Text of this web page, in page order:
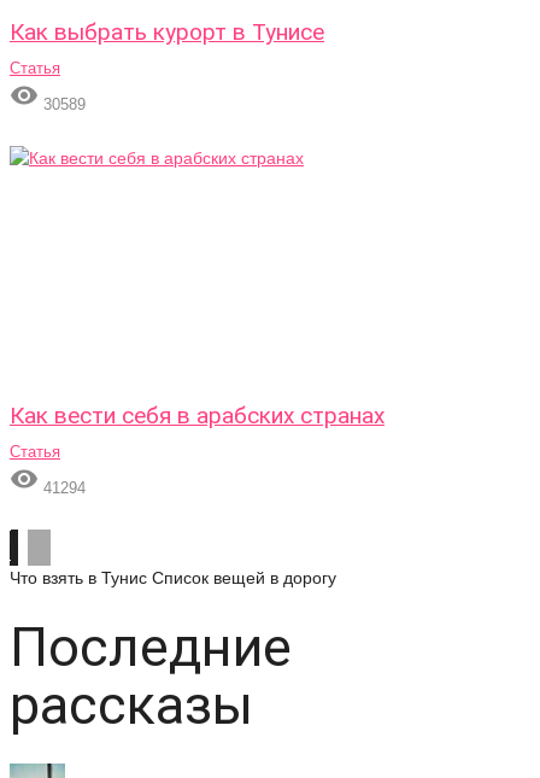
Как выбрать курорт в Тунисе
Статья
 30589
Как вести себя в арабских странах
Статья
 41294
Что взять в Тунис Список вещей в дорогу
Последние
рассказы